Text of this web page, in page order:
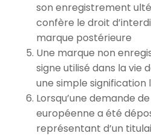
son enregistrement
confère le droit
marque postérieure
Une marque non
signe utilisé dans la vie
une simple signification
Lorsqu’une demande
européenne a été
représentant d’un